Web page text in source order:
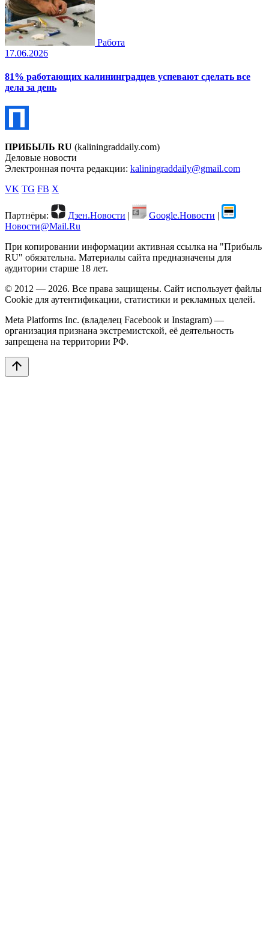
Работа
17.06.2026
81% работающих калининградцев успевают сделать все
дела за день
ПРИБЫЛЬ RU (kaliningraddaily.com)
Деловые новости
Электронная почта редакции: kaliningraddaily@gmail.com
VK TG FB X
Партнёры: Дзен.Новости | Google.Новости |
Новости@Mail.Ru
При копировании информации активная ссылка на "Прибыль
RU" обязательна. Материалы сайта предназначены для
аудитории старше 18 лет.
© 2012 — 2026. Все права защищены. Сайт использует файлы
Cookie для аутентификации, статистики и рекламных целей.
Meta Platforms Inc. (владелец Facebook и Instagram) —
организация признана экстремистской, её деятельность
запрещена на территории РФ.
arrow_upward